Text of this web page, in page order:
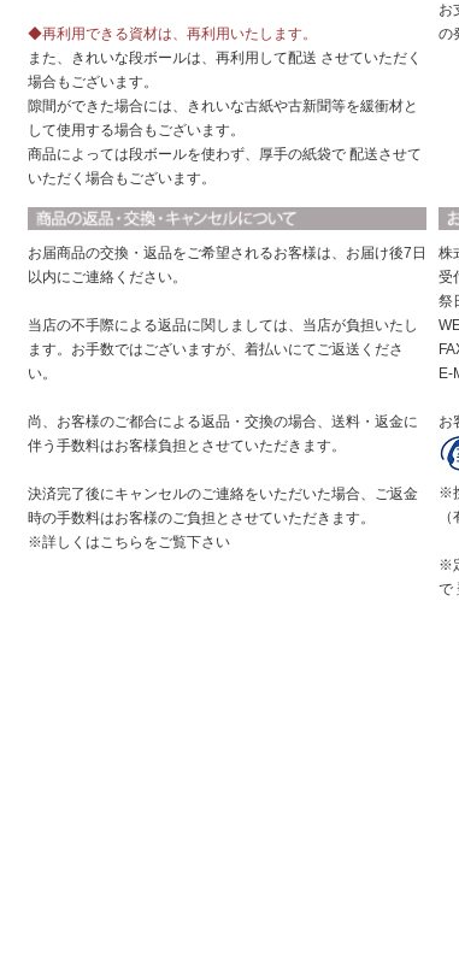
◆再利用できる資材は、再利用いたします。
また、きれいな段ボールは、再利用して配送 させていただく
場合もございます。
隙間ができた場合には、きれいな古紙や古新聞等を緩衝材と
して使用する場合もございます。
商品によっては段ボールを使わず、厚手の紙袋で 配送させて
いただく場合もございます。
お
の
お届商品の交換・返品をご希望されるお客様は、お届け後7日
以内にご連絡ください。
当店の不手際による返品に関しましては、当店が負担いたし
ます。お手数ではございますが、着払いにてご返送くださ
い。
尚、お客様のご都合による返品・交換の場合、送料・返金に
伴う手数料はお客様負担とさせていただきます。
決済完了後にキャンセルのご連絡をいただいた場合、ご返金
時の手数料はお客様のご負担とさせていただきます。
※詳しくはこちらをご覧下さい
株
受
祭
E-
お
※
※
で